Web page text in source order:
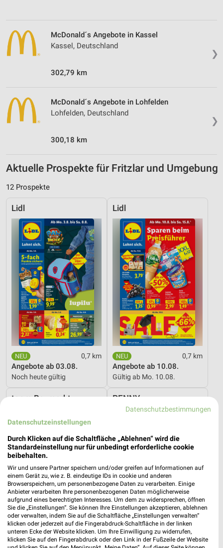
❯
McDonald´s Angebote in Kassel
Kassel, Deutschland
302,79 km
❯
McDonald´s Angebote in Lohfelden
Lohfelden, Deutschland
300,18 km
Aktuelle Prospekte für Fritzlar und Umgebung
12 Prospekte
Lidl
0,7 km
Angebote ab 03.08.
Noch heute gültig
Lidl
0,7 km
Angebote ab 10.08.
Gültig ab Mo. 10.08.
toom Baumarkt
23,2 km
PENNY
5,8 km
Datenschutzbestimmungen
Datenschutzeinstellungen
Durch Klicken auf die Schaltfläche „Ablehnen“ wird die
Standardeinstellung nur für unbedingt erforderliche cookie
beibehalten.
Wir und unsere Partner speichern und/oder greifen auf Informationen auf
einem Gerät zu, wie z. B. eindeutige IDs in cookie und anderen
Browserspeichern, um personenbezogene Daten zu verarbeiten. Einige
Anbieter verarbeiten Ihre personenbezogenen Daten möglicherweise
aufgrund eines berechtigten Interesses. Um dem zu widersprechen, öffnen
Sie die „Einstellungen“. Sie können Ihre Einstellungen akzeptieren, ablehnen
oder verwalten, indem Sie auf die Schaltfläche „Einstellungen verwalten“
klicken oder jederzeit auf die Fingerabdruck-Schaltfläche in der linken
unteren Ecke der Website klicken. Um Ihre Einwilligung zu widerrufen,
klicken Sie auf den Fingerabdruck oder den Link in der Fußzeile der Website